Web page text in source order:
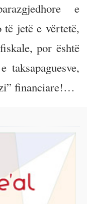
e
jetë e vërtetë,
por është
taksapaguesve,
financiare!…